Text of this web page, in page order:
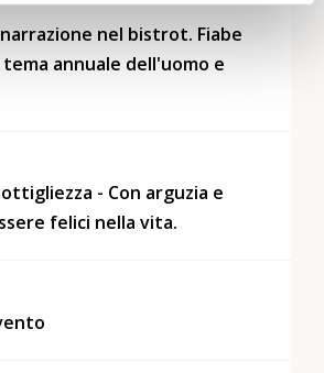
nel bistrot. Fiabe
annuale dell'uomo e
- Con arguzia e
felici nella vita.